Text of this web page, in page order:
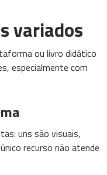
variados
ou livro didático
especialmente com
uns são visuais,
recurso não atende